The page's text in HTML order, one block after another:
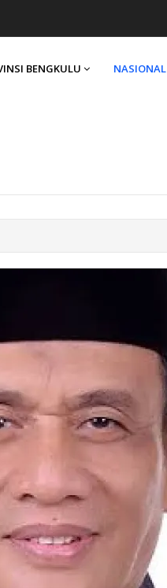
BENGKULU NASIONAL